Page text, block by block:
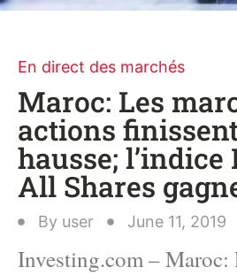
En direct des marchés
Maroc: Les
actions
hausse;
All Shares
By user June 11, 2019
Investing.com – Maroc: